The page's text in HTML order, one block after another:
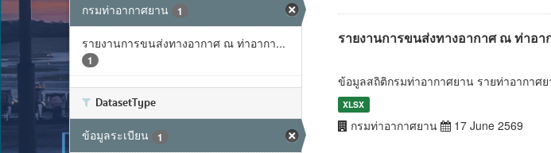
กรมท่าอากาศยาน 1
รายงานการขนส่งทางอากาศ ณ ท่าอากา...
1
DatasetType
ข้อมูลระเบียน 1
รายงานการขนส่งทางอากาศ ณ ท่าอา
ข้อมูลสถิติกรมท่าอากาศยาน รายท่าอากาศ
XLSX
กรมท่าอากาศยาน 17 June 2569